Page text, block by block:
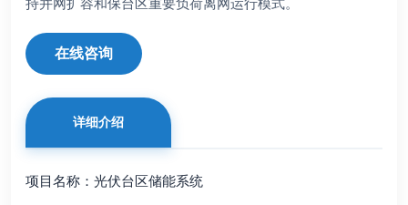
持并网扩容和保台区重要负荷离网运行模式。
在线咨询
详细介绍
项目名称：光伏台区储能系统